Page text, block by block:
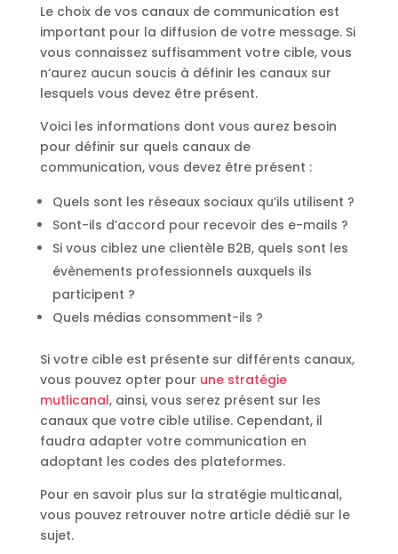
Le choix de vos canaux de communication est
important pour la diffusion de votre message. Si
vous connaissez suffisamment votre cible, vous
n’aurez aucun soucis à définir les canaux sur
lesquels vous devez être présent.
Voici les informations dont vous aurez besoin
pour définir sur quels canaux de
communication, vous devez être présent :
Quels sont les réseaux sociaux qu’ils utilisent ?
Sont-ils d’accord pour recevoir des e-mails ?
Si vous ciblez une clientèle B2B, quels sont les
évènements professionnels auxquels ils
participent ?
Quels médias consomment-ils ?
Si votre cible est présente sur différents canaux,
vous pouvez opter pour une stratégie
mutlicanal, ainsi, vous serez présent sur les
canaux que votre cible utilise. Cependant, il
faudra adapter votre communication en
adoptant les codes des plateformes.
Pour en savoir plus sur la stratégie multicanal,
vous pouvez retrouver notre article dédié sur le
sujet.